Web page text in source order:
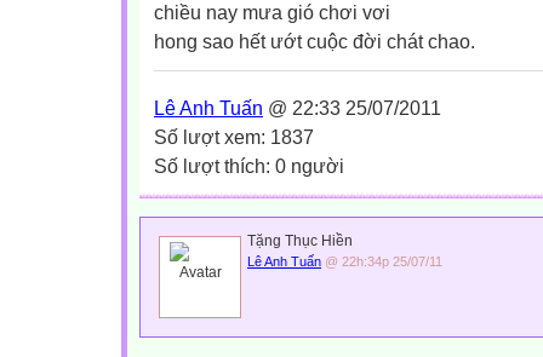
chiều nay mưa gió chơi vơi
hong sao hết ướt cuộc đời chát chao.
Lê Anh Tuấn @ 22:33 25/07/2011
Số lượt xem: 1837
Số lượt thích: 0 người
Tặng Thục Hiền
Lê Anh Tuấn @ 22h:34p 25/07/11